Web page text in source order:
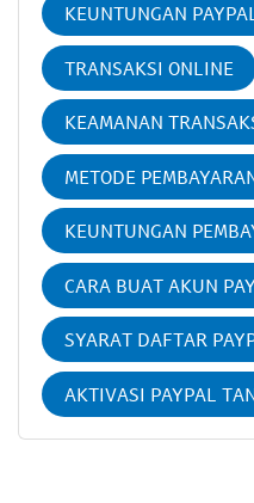
KEUNTUNGAN
TRANSAKSI ONLINE
KEAMANAN
METODE
KEUNTUNGAN
CARA BUAT AKUN
SYARAT DAFTAR
AKTIVASI PAYPAL